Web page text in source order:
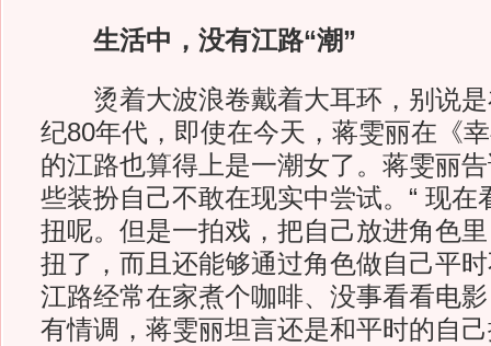
生活中，没有江路“潮”
烫着大波浪卷戴着大耳环，别说是
纪80年代，即使在今天，蒋雯丽在《
的江路也算得上是一潮女了。蒋雯丽
些装扮自己不敢在现实中尝试。“ 现在
扭呢。但是一拍戏，把自己放进角色
扭了，而且还能够通过角色做自己平
江路经常在家煮个咖啡、没事看看电
有情调，蒋雯丽坦言还是和平时的自